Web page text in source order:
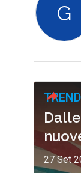
G
TREND
27 Set